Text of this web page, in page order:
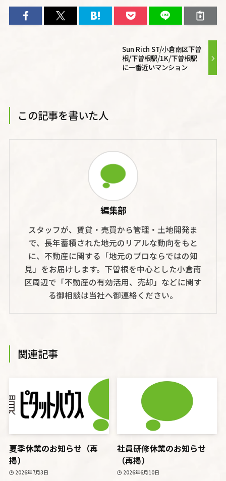
Sun Rich ST/小倉南区下曽
根/下曽根駅/1K/下曽根駅
に一番近いマンション
この記事を書いた人
編集部
スタッフが、賃貸・売買から管理・土地開発ま
で、長年蓄積された地元のリアルな動向をもと
に、不動産に関する「地元のプロならではの知
見」をお届けします。下曽根を中心とした小倉南
区周辺で「不動産の有効活用、売却」などに関す
る御相談は当社へ御連絡ください。
関連記事
夏季休業のお知らせ（再
掲）
2026年7月3日
社員研修休業のお知らせ
（再掲）
2026年6月10日